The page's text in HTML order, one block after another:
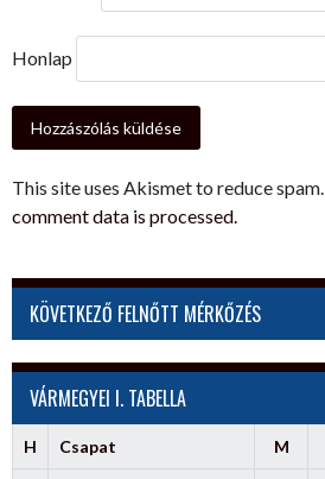
Honlap
This site uses Akismet to reduce spam.
comment data is processed.
KÖVETKEZŐ FELNŐTT MÉRKŐZÉS
VÁRMEGYEI I. TABELLA
H Csapat M